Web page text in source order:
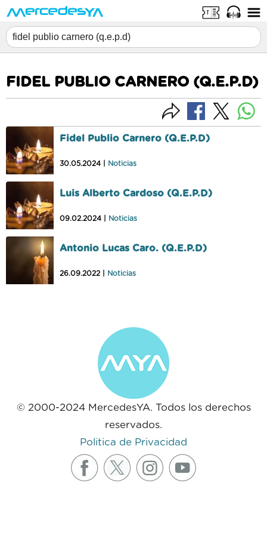
FIDEL PUBLIO CARNERO (Q.E.P.D)
Fidel Publio Carnero (Q.E.P.D)
30.05.2024 | Noticias
Luis Alberto Cardoso (Q.E.P.D)
09.02.2024 | Noticias
Antonio Lucas Caro. (Q.E.P.D)
26.09.2022 | Noticias
© 2000-2024 MercedesYA. Todos los derechos
reservados.
Politica de Privacidad